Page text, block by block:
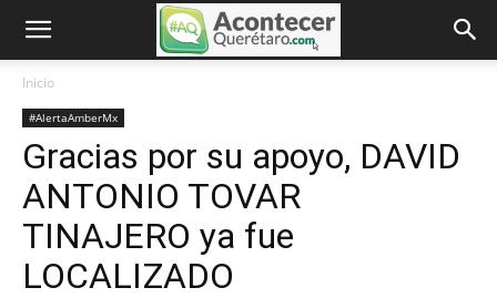
Inicio
#AlertaAmberMx
Gracias por su apoyo, DAVID
ANTONIO TOVAR
TINAJERO ya fue
LOCALIZADO